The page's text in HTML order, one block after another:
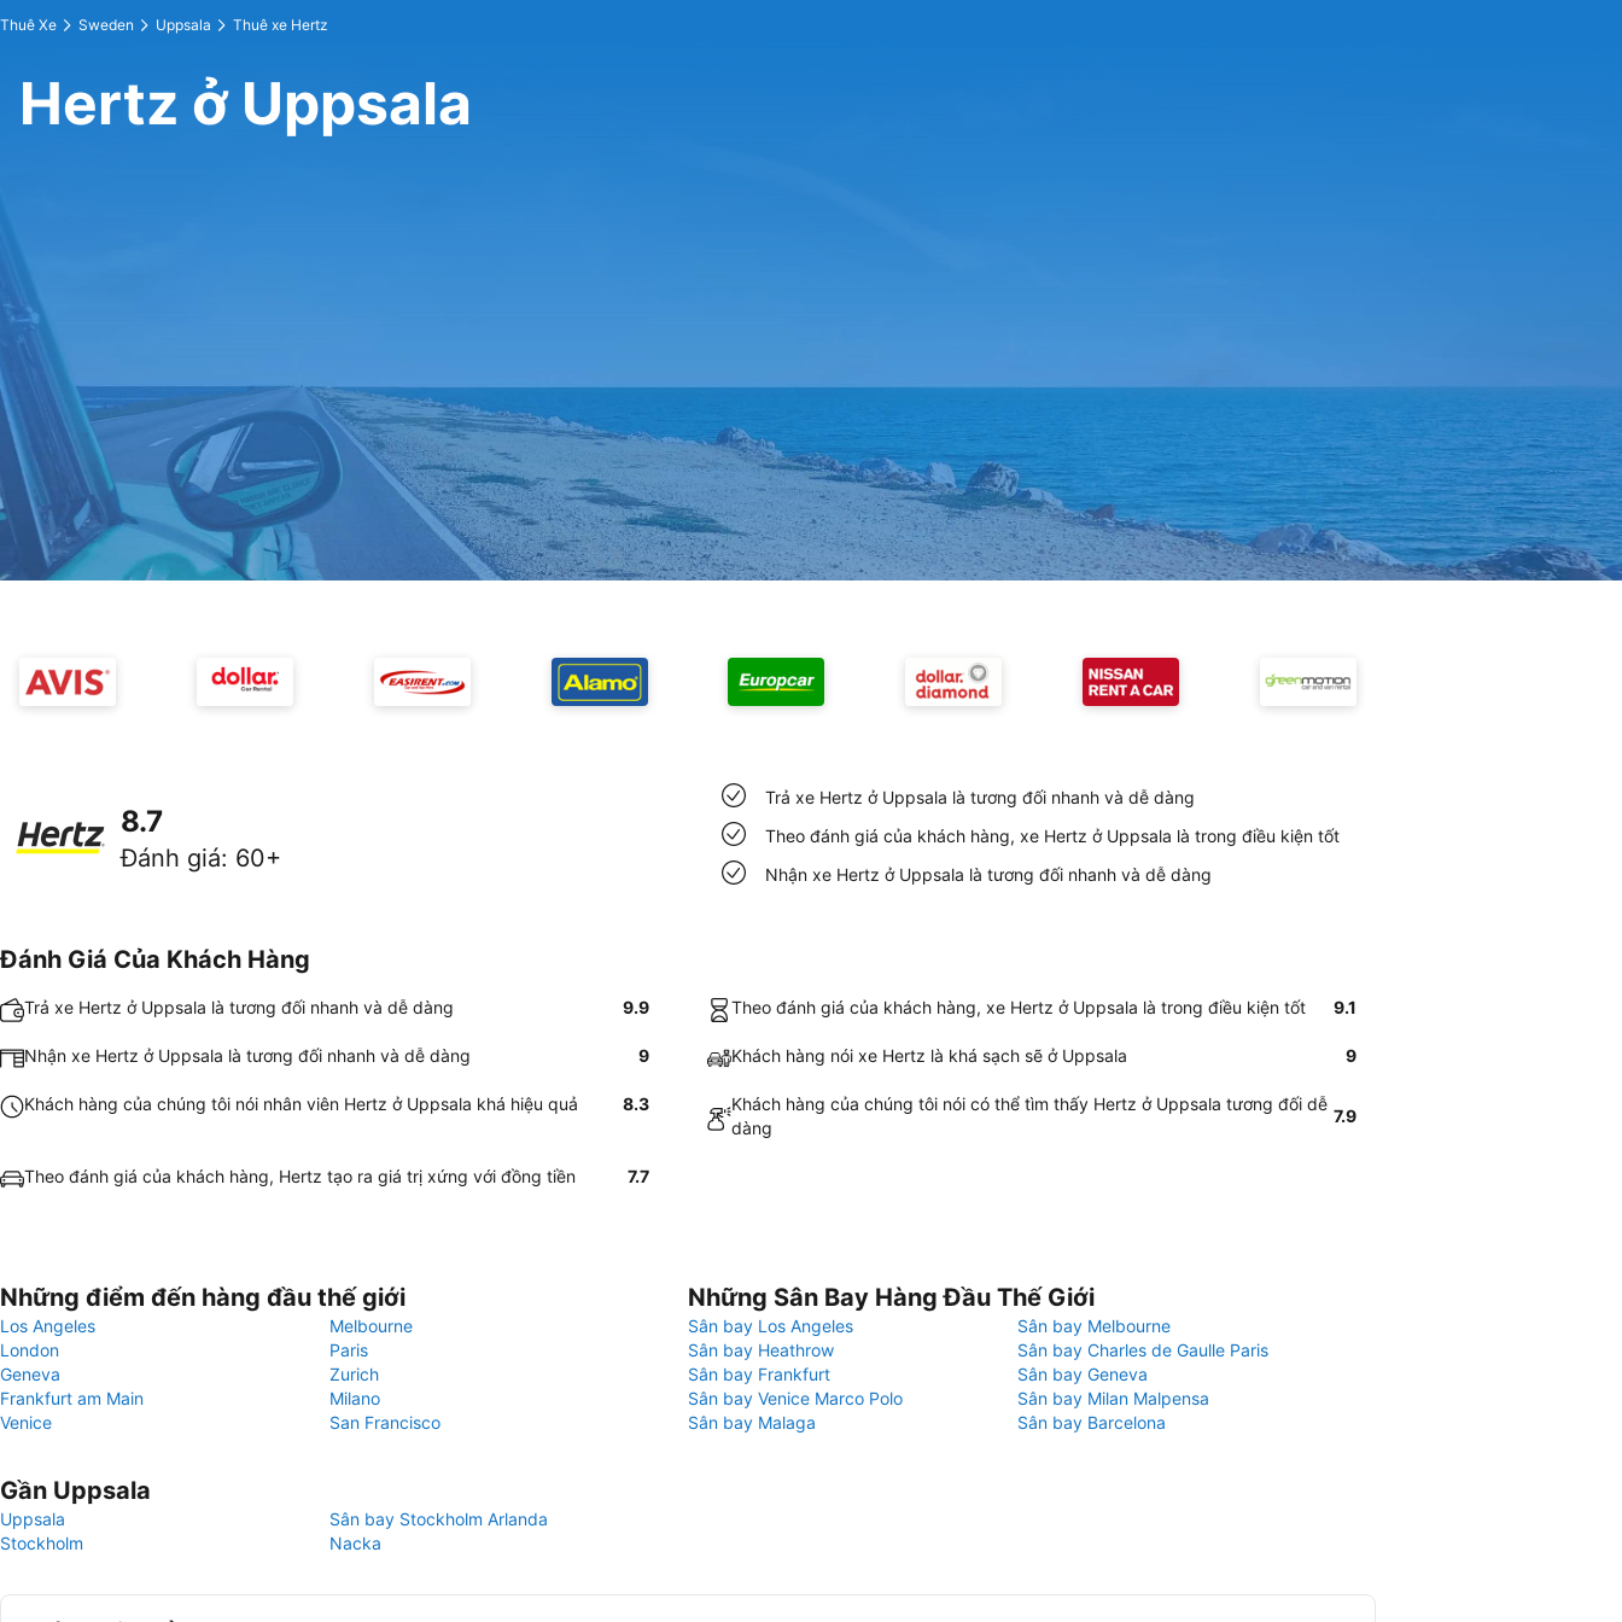
Thuê Xe Sweden Uppsala Thuê xe Hertz
Hertz ở Uppsala
8.7
Đánh giá: 60+
Trả xe Hertz ở Uppsala là tương đối nhanh và dễ dàng
Theo đánh giá của khách hàng, xe Hertz ở Uppsala là trong điều kiện tốt
Nhận xe Hertz ở Uppsala là tương đối nhanh và dễ dàng
Đánh Giá Của Khách Hàng
Trả xe Hertz ở Uppsala là tương đối nhanh và dễ dàng 9.9 Theo đánh giá của khách hàng, xe Hertz ở Uppsala là trong điều kiện tốt 9.1
Nhận xe Hertz ở Uppsala là tương đối nhanh và dễ dàng 9 Khách hàng nói xe Hertz là khá sạch sẽ ở Uppsala 9
Khách hàng của chúng tôi nói nhân viên Hertz ở Uppsala khá hiệu quả 8.3
Khách hàng của chúng tôi nói có thể tìm thấy Hertz ở Uppsala tương đối dễ
dàng
7.9
Theo đánh giá của khách hàng, Hertz tạo ra giá trị xứng với đồng tiền 7.7
Những điểm đến hàng đầu thế giới
Los Angeles
Melbourne
London
Paris
Geneva
Zurich
Frankfurt am Main
Milano
Venice
San Francisco
Những Sân Bay Hàng Đầu Thế Giới
Sân bay Los Angeles
Sân bay Melbourne
Sân bay Heathrow
Sân bay Charles de Gaulle Paris
Sân bay Frankfurt
Sân bay Geneva
Sân bay Venice Marco Polo
Sân bay Milan Malpensa
Sân bay Malaga
Sân bay Barcelona
Gần Uppsala
Uppsala
Sân bay Stockholm Arlanda
Stockholm
Nacka